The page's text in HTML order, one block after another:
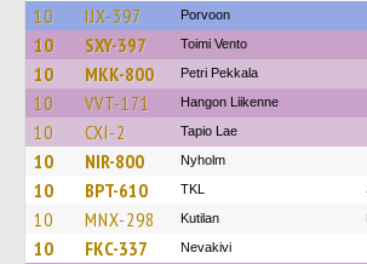
10 IJX-397 Porvoon
10 SXY-397 Toimi Vento
10 MKK-800 Petri Pekkala
10 VVT-171 Hangon Liikenne
10 CXI-2 Tapio Lae
10 NIR-800 Nyholm
10 BPT-610 TKL
10 MNX-298 Kutilan
10 FKC-337 Nevakivi